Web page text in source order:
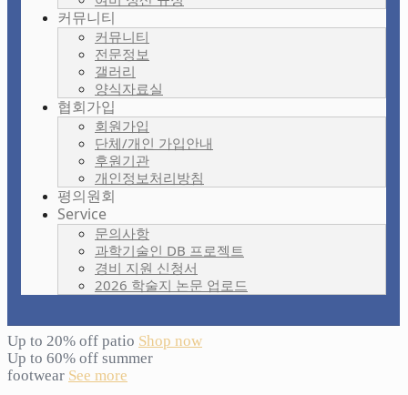
커뮤니티
커뮤니티
전문정보
갤러리
양식자료실
협회가입
회원가입
단체/개인 가입안내
후원기관
개인정보처리방침
평의원회
Service
문의사항
과학기술인 DB 프로젝트
경비 지원 신청서
2026 학술지 논문 업로드
Up to 20% off patio Shop now
Up to 60% off summer
footwear See more